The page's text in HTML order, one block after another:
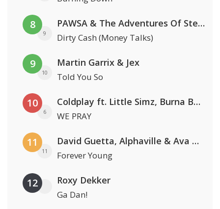
8
9
PAWSA & The Adventures Of Stevie V
Dirty Cash (Money Talks)
9
10
Martin Garrix & Jex
Told You So
10
6
Coldplay ft. Little Simz, Burna Boy, Elyanna & Tini
WE PRAY
11
11
David Guetta, Alphaville & Ava Max
Forever Young
12 Roxy Dekker
Ga Dan!